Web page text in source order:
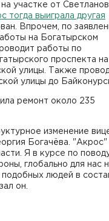
участке от
тогда выиграла другая
Впрочем, по
на Богатырском
работы по
проспекта на
улицы. Также
улицы до
ремонт около 235
изменение
Богачёва. "Акрос"
Я в курсе по
глобально для нас
людей в
он.